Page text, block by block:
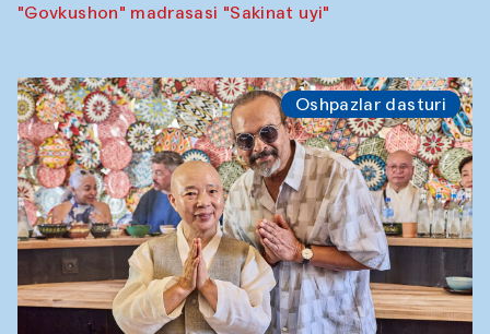
"Govkushon" madrasasi "Sakinat uyi"
Oshpazlar dasturi